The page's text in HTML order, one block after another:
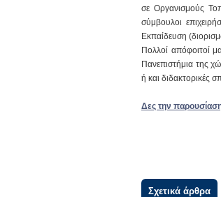
σε Οργανισμούς
σύμβουλοι
Εκπαίδευση
Πολλοί απόφοιτοί
Πανεπιστήμια της
ή και διδακτορικές
Δες την
Σχετικά άρθρα